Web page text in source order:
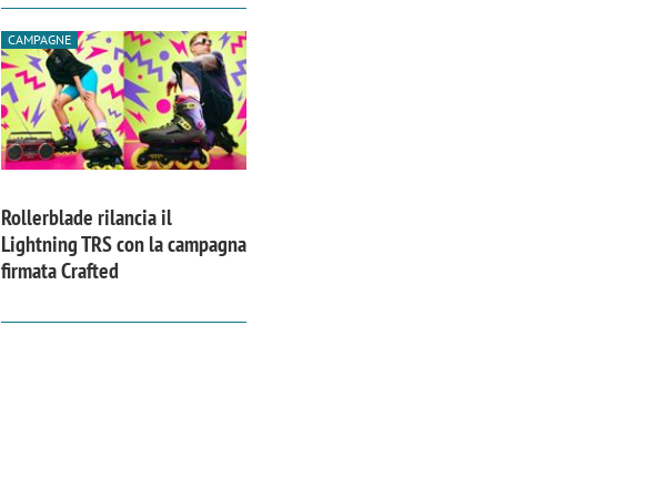
CAMPAGNE
Rollerblade rilancia il
Lightning TRS con la campagna
firmata Crafted